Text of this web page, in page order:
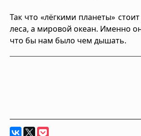
Так что «лёгкими планеты»
леса, а мировой океан. Именно
что бы нам было чем дышать.